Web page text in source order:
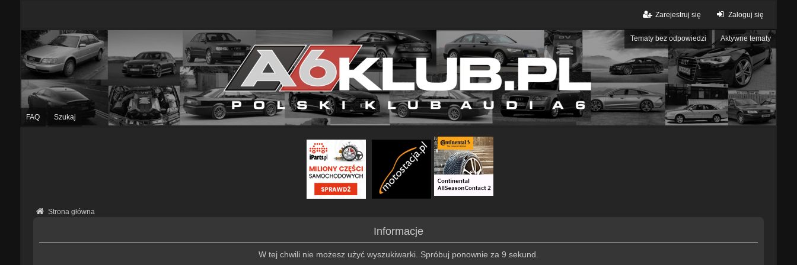
Zaloguj się
Zarejestruj się
Tematy bez odpowiedzi Aktywne tematy
FAQ Szukaj
Strona główna
Informacje
W tej chwili nie możesz użyć wyszukiwarki. Spróbuj ponownie za 9 sekund.